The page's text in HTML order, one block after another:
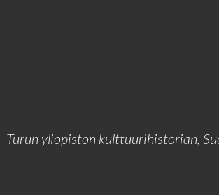
Turun yliopiston kulttuurihistorian,